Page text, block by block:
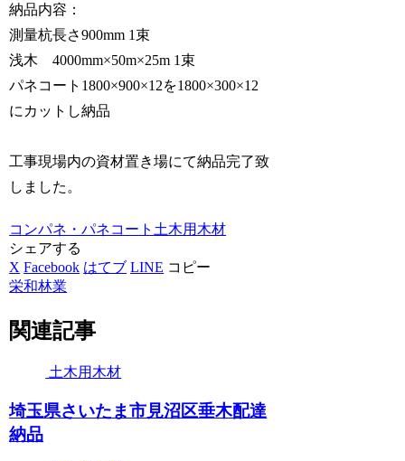
納品内容：
測量杭長さ900mm 1束
浅木 4000mm×50m×25m 1束
パネコート1800×900×12を1800×300×12
にカットし納品
工事現場内の資材置き場にて納品完了致
しました。
コンパネ・パネコート 土木用木材
シェアする
X Facebook はてブ LINE コピー
栄和林業
関連記事
土木用木材
埼玉県さいたま市見沼区垂木配達
納品